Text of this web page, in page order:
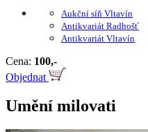
Aukční síň Vltavín
Antikvariát Radhošť
Antikvariát Vltavín
Cena: 100,-
Objednat
Umění milovati